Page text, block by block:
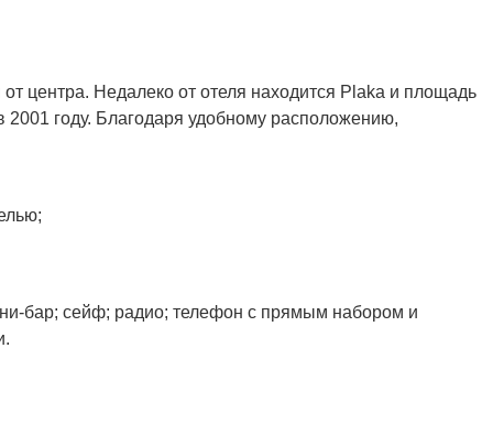
центра. Недалеко от отеля находится Plaka и площадь
году. Благодаря удобному расположению,
бар; сейф; радио; телефон с прямым набором и